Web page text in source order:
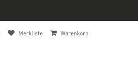
Merkliste Warenkorb